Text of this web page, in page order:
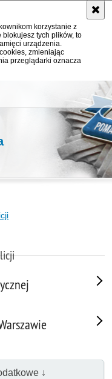
korzystanie z
tych plików, to
urządzenia.
zmieniając
przeglądarki oznacza
↓